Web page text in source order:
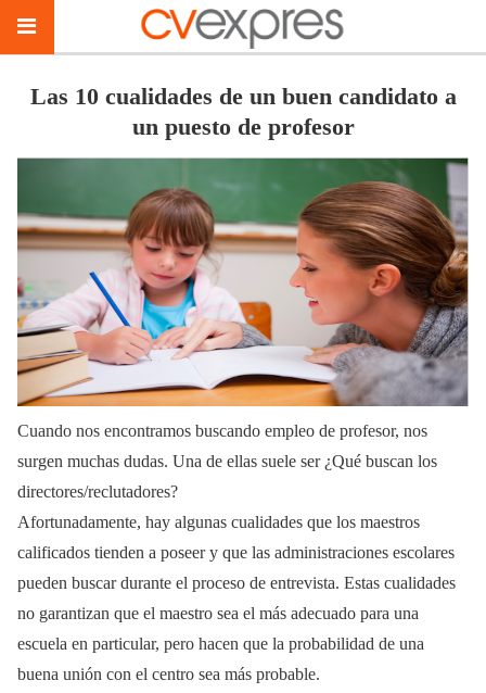
Las 10 cualidades de un buen candidato a
un puesto de profesor
Cuando nos encontramos buscando empleo de profesor, nos
surgen muchas dudas. Una de ellas suele ser ¿Qué buscan los
directores/reclutadores?
Afortunadamente, hay algunas cualidades que los maestros
calificados tienden a poseer y que las administraciones escolares
pueden buscar durante el proceso de entrevista. Estas cualidades
no garantizan que el maestro sea el más adecuado para una
escuela en particular, pero hacen que la probabilidad de una
buena unión con el centro sea más probable.